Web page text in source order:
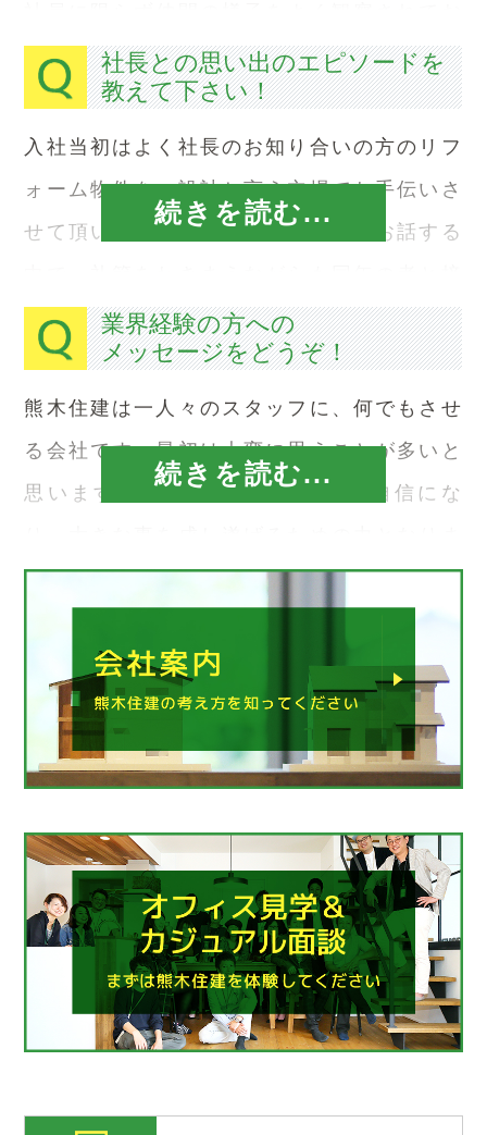
り、それは相手を深く理解しようと考えてい
るのではないかと思います。『理解してもら
えてる』という安心感の中で仕事が出来ると
いうことは、とても幸せな事だと思います。
社長との思い出のエピソードを
教えて下さい！
入社当初はよく社長のお知り合いの方のリフ
ォーム物件を、設計と言う立場でお手伝いさ
せて頂いてました。年配のお客様とお話する
するような、フレンドリーな雰囲気をつくる
のがとてもお上手で、この能力は本当に羨ま
しい！と思っていました。
続きを読む...
業界経験の方への
メッセージをどうぞ！
熊木住建は一人々のスタッフに、何でもさせ
る会社です。最初は大変に思うことが多いと
思いますが、やがてそれが実績と自信にな
す。楽しいですよ～。
続きを読む...